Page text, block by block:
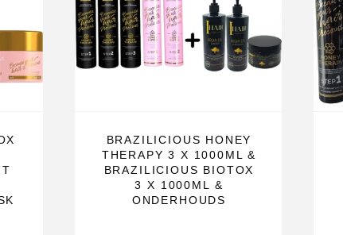
en olijfolie
BRAZILICIOUS HONEY
THERAPY 3 X 1000ML &
BRAZILICIOUS BIOTOX
3 X 1000ML &
ONDERHOUDS